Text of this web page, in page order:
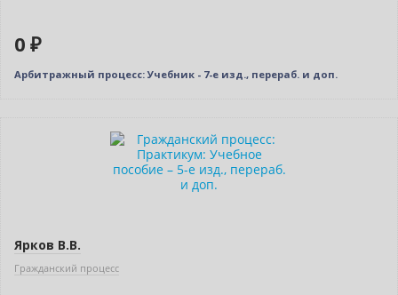
0 ₽
Арбитражный процесс: Учебник - 7-е изд., перераб. и доп.
Ярков В.В.
Гражданский процесс